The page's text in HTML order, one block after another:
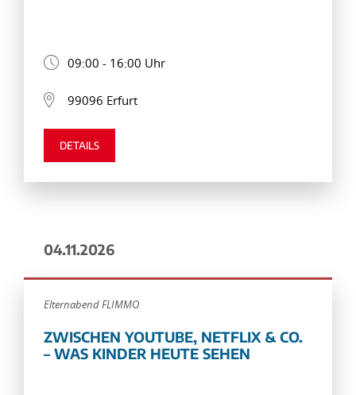
09:00 - 16:00 Uhr
99096 Erfurt
DETAILS
04.11.2026
Elternabend FLIMMO
ZWISCHEN YOUTUBE, NETFLIX & CO.
– WAS KINDER HEUTE SEHEN